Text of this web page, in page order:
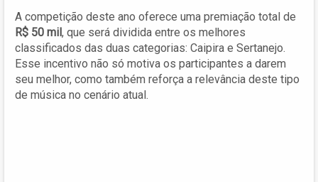
A competição deste ano oferece uma premiação total de
R$ 50 mil, que será dividida entre os melhores
classificados das duas categorias: Caipira e Sertanejo.
Esse incentivo não só motiva os participantes a darem
seu melhor, como também reforça a relevância deste tipo
de música no cenário atual.